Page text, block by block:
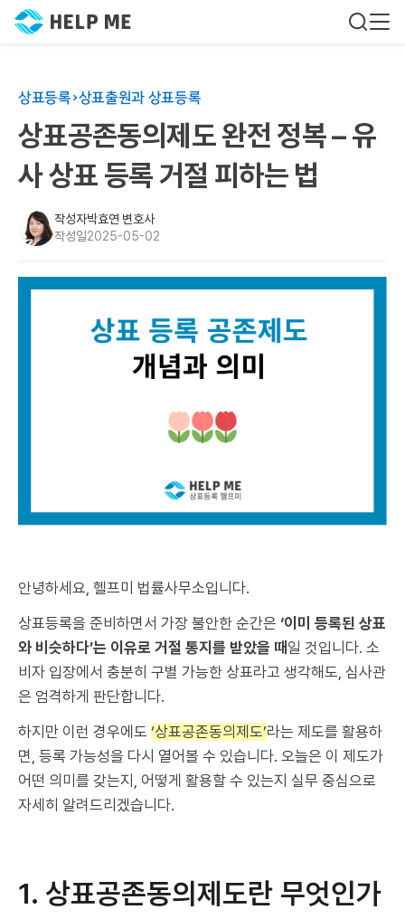
상표등록 상표출원과 상표등록
상표공존동의제도 완전 정복 – 유
사 상표 등록 거절 피하는 법
작성자박효연 변호사
작성일2025-05-02
안녕하세요, 헬프미 법률사무소입니다.
상표등록을 준비하면서 가장 불안한 순간은 ‘이미 등록된 상표
와 비슷하다’는 이유로 거절 통지를 받았을 때 일 것입니다. 소
비자 입장에서 충분히 구별 가능한 상표라고 생각해도, 심사관
은 엄격하게 판단합니다.
하지만 이런 경우에도 ‘상표공존동의제도’라는 제도를 활용하
면, 등록 가능성을 다시 열어볼 수 있습니다. 오늘은 이 제도가
어떤 의미를 갖는지, 어떻게 활용할 수 있는지 실무 중심으로
자세히 알려드리겠습니다.
1. 상표공존동의제도란 무엇인가